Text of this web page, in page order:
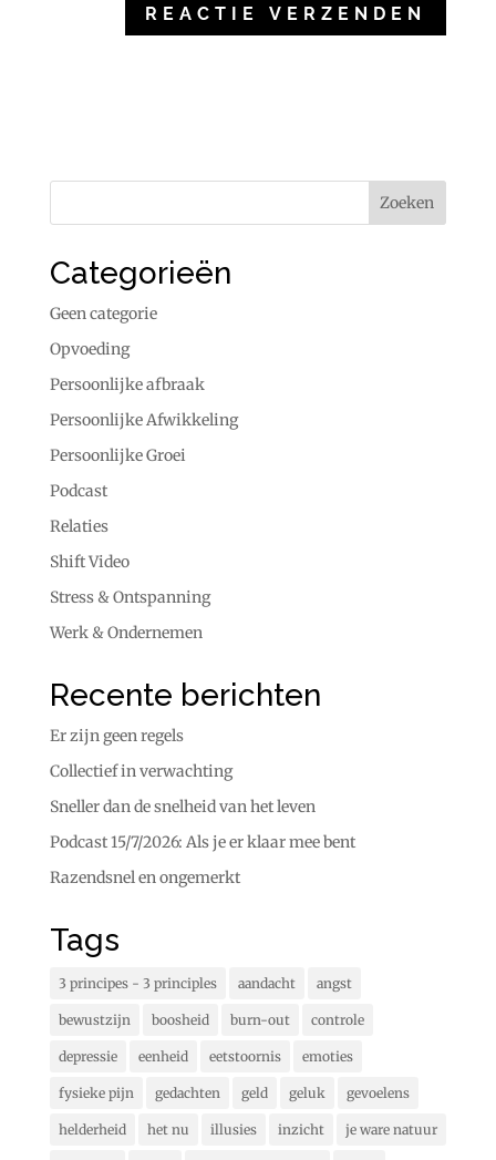
Categorieën
Geen categorie
Opvoeding
Persoonlijke afbraak
Persoonlijke Afwikkeling
Persoonlijke Groei
Podcast
Relaties
Shift Video
Stress & Ontspanning
Werk & Ondernemen
Recente berichten
Er zijn geen regels
Collectief in verwachting
Sneller dan de snelheid van het leven
Podcast 15/7/2026: Als je er klaar mee bent
Razendsnel en ongemerkt
Tags
3 principes - 3 principles aandacht angst
bewustzijn boosheid burn-out controle
depressie eenheid eetstoornis emoties
fysieke pijn gedachten geld geluk gevoelens
helderheid het nu illusies inzicht je ware natuur